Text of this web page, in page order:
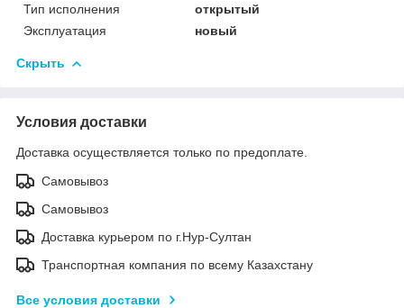
Тип исполнения
открытый
Эксплуатация
новый
Скрыть
Условия доставки
Доставка осуществляется только по предоплате.
Самовывоз
Самовывоз
Доставка курьером по г.Нур-Султан
Транспортная компания по всему Казахстану
Все условия доставки